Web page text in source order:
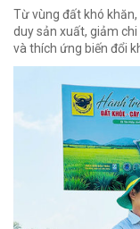
Từ vùng đất khó
duy sản xuất, giảm
và thích ứng biến đổi